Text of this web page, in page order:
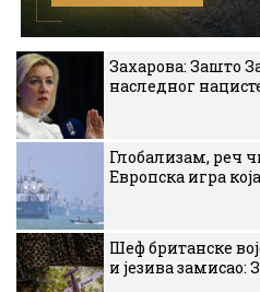
Захарова: Зашто
наследног
Глобализам, реч
Европска игра
Шеф британске
и језива замисао: